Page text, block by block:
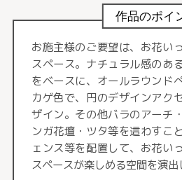
作品のポイ
お施主様のご要望は、お花い
スペース。ナチュラル感のあ
をベースに、オールラウンド
カゲ色で、円のデザインアク
ザイン。その他バラのアーチ
ンガ花壇・ツタ等を這わすこ
ェンス等を配置して、お花い
スペースが楽しめる空間を演出